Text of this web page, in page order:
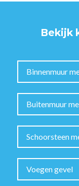
Bekijk
Binnenmuur
Buitenmuur
Schoorsteen
Voegen gevel